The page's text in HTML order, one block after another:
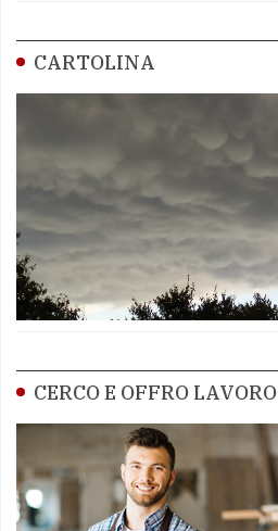
CARTOLINA
CERCO E OFFRO LAVORO